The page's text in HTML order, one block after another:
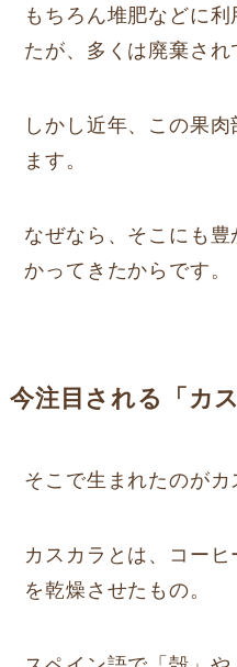
もちろん堆肥などに
たが、多くは廃棄され
しかし近年、この果
ます。
なぜなら、そこにも
かってきたからです。
今注目される「カ
そこで生まれたのがカ
カスカラとは、コー
を乾燥させたもの。